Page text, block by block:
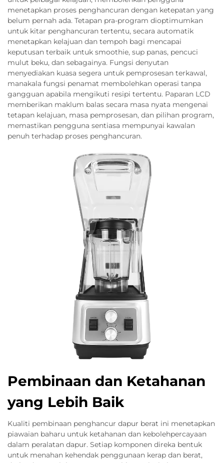
menetapkan proses penghancuran dengan ketepatan yang
belum pernah ada. Tetapan pra-program dioptimumkan
untuk kitar penghancuran tertentu, secara automatik
menetapkan kelajuan dan tempoh bagi mencapai
keputusan terbaik untuk smoothie, sup panas, pencuci
mulut beku, dan sebagainya. Fungsi denyutan
menyediakan kuasa segera untuk pemprosesan terkawal,
manakala fungsi penamat membolehkan operasi tanpa
gangguan apabila mengikuti resipi tertentu. Paparan LCD
memberikan maklum balas secara masa nyata mengenai
tetapan kelajuan, masa pemprosesan, dan pilihan program,
memastikan pengguna sentiasa mempunyai kawalan
penuh terhadap proses penghancuran.
Pembinaan dan Ketahanan
yang Lebih Baik
Kualiti pembinaan penghancur dapur berat ini menetapkan
piawaian baharu untuk ketahanan dan kebolehpercayaan
dalam peralatan dapur. Setiap komponen direka bentuk
untuk menahan kehendak penggunaan kerap dan berat,